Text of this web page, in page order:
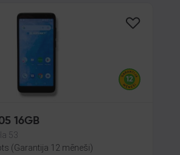
16GB
53
(Garantija 12 mēneši)